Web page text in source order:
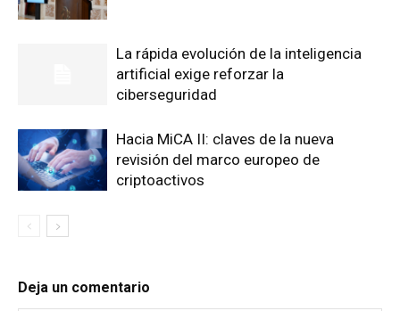
La rápida evolución de la inteligencia
artificial exige reforzar la
ciberseguridad
Hacia MiCA II: claves de la nueva
revisión del marco europeo de
criptoactivos
Deja un comentario